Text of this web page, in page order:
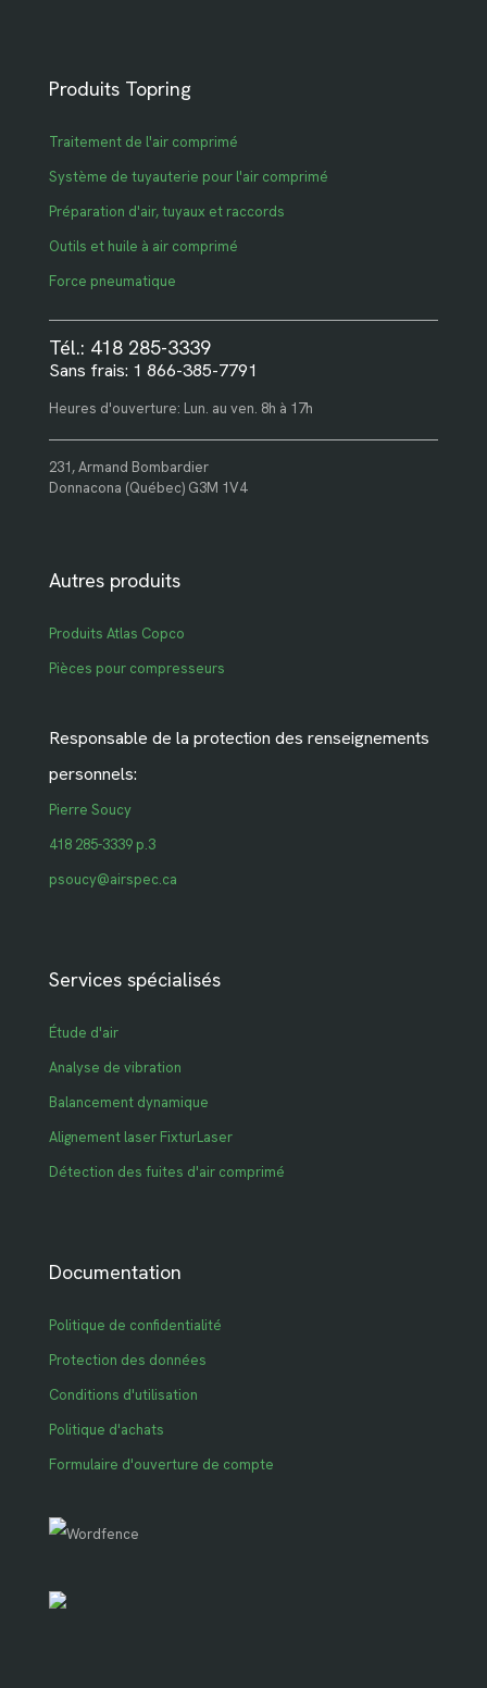
Produits Topring
Traitement de l'air comprimé
Système de tuyauterie pour l'air comprimé
Préparation d'air, tuyaux et raccords
Outils et huile à air comprimé
Force pneumatique
Tél.: 418 285-3339
Sans frais: 1 866-385-7791
Heures d'ouverture: Lun. au ven. 8h à 17h
231, Armand Bombardier
Donnacona (Québec) G3M 1V4
Autres produits
Produits Atlas Copco
Pièces pour compresseurs
Responsable de la protection des renseignements
personnels:
Pierre Soucy
418 285-3339 p.3
psoucy@airspec.ca
Services spécialisés
Étude d'air
Analyse de vibration
Balancement dynamique
Alignement laser FixturLaser
Détection des fuites d'air comprimé
Documentation
Politique de confidentialité
Protection des données
Conditions d'utilisation
Politique d'achats
Formulaire d'ouverture de compte